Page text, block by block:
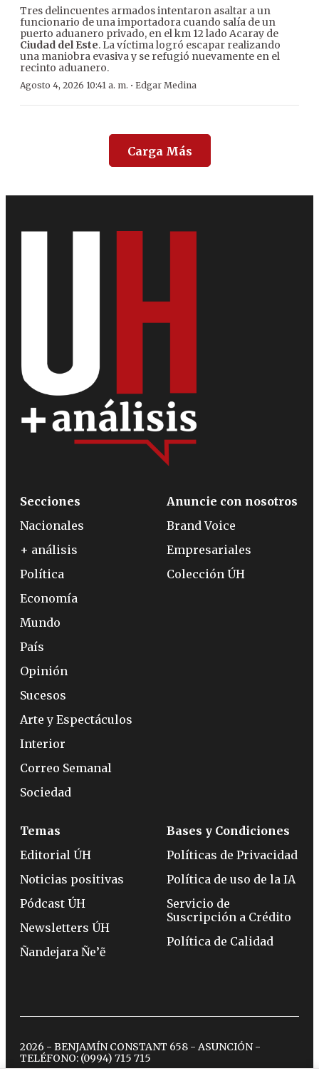
Tres delincuentes armados intentaron asaltar a un
funcionario de una importadora cuando salía de un
puerto aduanero privado, en el km 12 lado Acaray de
Ciudad del Este. La víctima logró escapar realizando
una maniobra evasiva y se refugió nuevamente en el
recinto aduanero.
Agosto 4, 2026 10:41 a. m. · Edgar Medina
Carga Más
Secciones
Nacionales
+ análisis
Política
Economía
Mundo
País
Opinión
Sucesos
Arte y Espectáculos
Interior
Correo Semanal
Sociedad
Anuncie con nosotros
Brand Voice
Empresariales
Colección ÚH
Temas
Editorial ÚH
Noticias positivas
Pódcast ÚH
Newsletters ÚH
Ñandejara Ñe’ẽ
Bases y Condiciones
Políticas de Privacidad
Política de uso de la IA
Servicio de
Suscripción a Crédito
Política de Calidad
2026 - BENJAMÍN CONSTANT 658 - ASUNCIÓN -
TELÉFONO: (0994) 715 715